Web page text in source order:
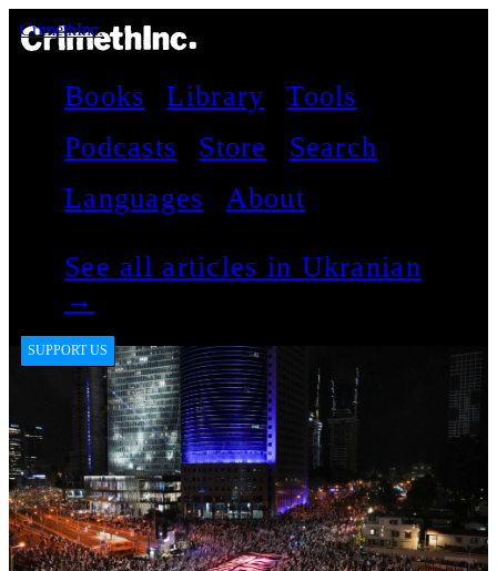
CrimethInc.
Books Library
Tools
Podcasts
Store
Search
Languages
About
See all articles in Ukranian
→
SUPPORT US